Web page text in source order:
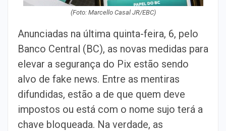
(Foto: Marcello Casal JR/EBC)
Anunciadas na última quinta-feira, 6, pelo
Banco Central (BC), as novas medidas para
elevar a segurança do Pix estão sendo
alvo de fake news. Entre as mentiras
difundidas, estão a de que quem deve
impostos ou está com o nome sujo terá a
chave bloqueada. Na verdade, as